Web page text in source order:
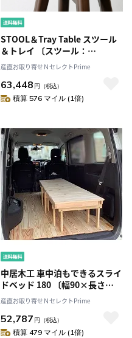
STOOL＆Tray Table スツール
＆トレイ 〔スツール：
270×270×H470mm トレイ：
340×340×H18mm〕［北海
道・離島 配送不可］
産直お取り寄せＮセレクトPrime
63,448 円 （税込）
積算 576 マイル (1倍)
中居木工 車中泊もできるスライ
ドベッド 180 〔幅90×長さ
180×高さ30cm〕［北海道・沖
縄・離島 配送不可］
産直お取り寄せＮセレクトPrime
52,787 円 （税込）
積算 479 マイル (1倍)